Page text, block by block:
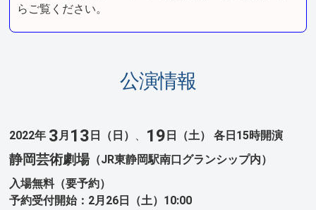
らご覧ください。
公演情報
2022年 3月 13 日（日） 、 19 日（土） 各日15時開演
静岡芸術劇場（JR東静岡駅南口グランシップ内）
入場無料（要予約）
予約受付開始：2月26日（土）10:00